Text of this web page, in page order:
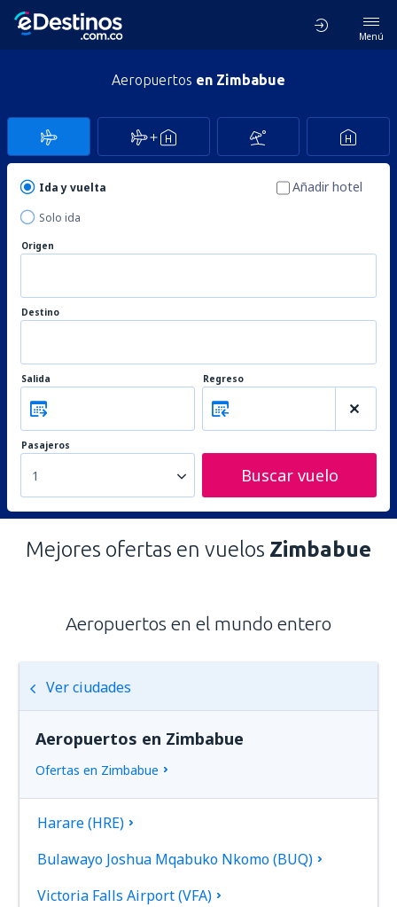
Menú
Aeropuertos en Zimbabue
Ida y vuelta
Solo ida
Añadir hotel
Origen
Destino
Salida Regreso
Pasajeros
1 Buscar vuelo
Mejores ofertas en vuelos Zimbabue
Aeropuertos en el mundo entero
Ver ciudades
Aeropuertos en Zimbabue
Ofertas en Zimbabue
Harare (HRE)
Bulawayo Joshua Mqabuko Nkomo (BUQ)
Victoria Falls Airport (VFA)